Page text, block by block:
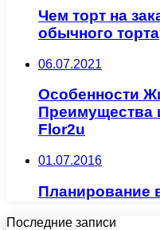
Чем торт на
обычного торта
06.07.2021
Особенности
Преимущества
Flor2u
01.07.2016
Планирование
Последние записи